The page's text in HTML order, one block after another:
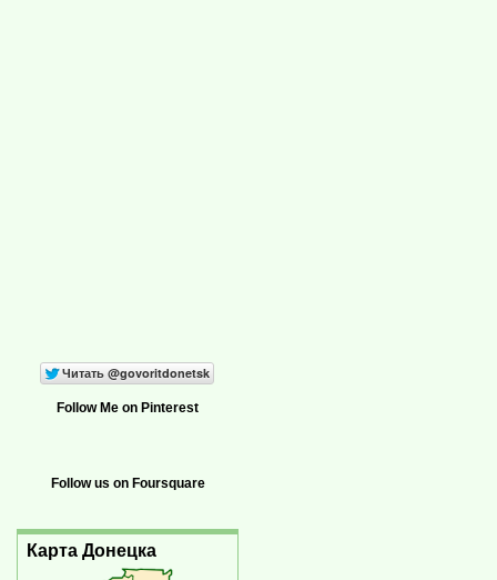
Follow Me on Pinterest
Follow us on Foursquare
Карта Донецка